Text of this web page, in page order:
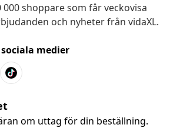
000 shoppare som får veckovisa
och nyheter från vidaXL.
medier
om uttag för din beställning.